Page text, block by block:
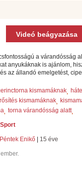
Videó beágyazása
a várandósság
anyukáknak is ajánlom,
az állandó emelgetést,
kismamáknak
kismamáknak
torna várandósság alatt
Sport
Péntek Enikő 15 éve